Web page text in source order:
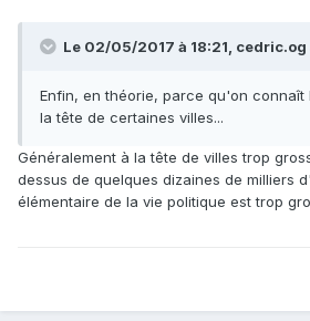
Le 02/05/2017 à 18:21, cedric.og
Enfin, en théorie, parce qu'on connaît
la tête de certaines villes...
Généralement à la tête de villes trop
dessus de quelques dizaines de milliers
élémentaire de la vie politique est trop